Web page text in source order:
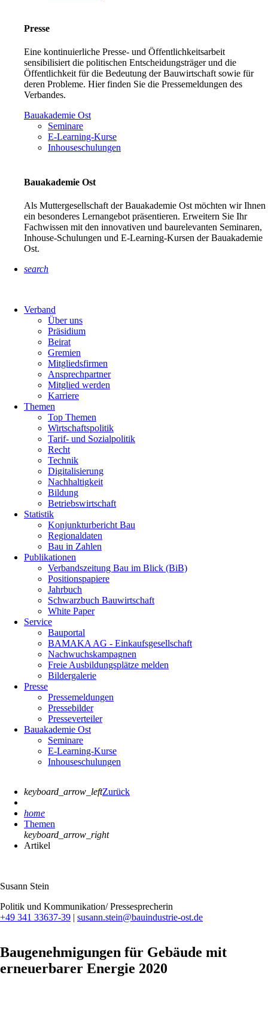
Presse
Eine kontinuierliche Presse- und Öffentlichkeitsarbeit
sensibilisiert die politischen Entscheidungsträger und die
Öffentlichkeit für die Bedeutung der Bauwirtschaft sowie für
deren Probleme. Hier finden Sie die Pressemeldungen des
Verbandes.
Bauakademie Ost
Seminare
E-Learning-Kurse
Inhouseschulungen
Bauakademie Ost
Als Muttergesellschaft der Bauakademie Ost möchten wir Ihnen
ein besonderes Lernangebot präsentieren. Erweitern Sie Ihr
Fachwissen mit den innovativen und baurelevanten Seminaren,
Inhouse-Schulungen und E-Learning-Kursen der Bauakademie
Ost.
search
Verband
Über uns
Präsidium
Beirat
Gremien
Mitgliedsfirmen
Ansprechpartner
Mitglied werden
Karriere
Themen
Top Themen
Wirtschaftspolitik
Tarif- und Sozialpolitik
Recht
Technik
Digitalisierung
Nachhaltigkeit
Bildung
Betriebswirtschaft
Statistik
Konjunkturbericht Bau
Regionaldaten
Bau in Zahlen
Publikationen
Verbandszeitung Bau im Blick (BiB)
Positionspapiere
Jahrbuch
Schwarzbuch Bauwirtschaft
White Paper
Service
Bauportal
BAMAKA AG - Einkaufsgesellschaft
Nachwuchskampagnen
Freie Ausbildungsplätze melden
Bildergalerie
Presse
Pressemeldungen
Pressebilder
Presseverteiler
Bauakademie Ost
Seminare
E-Learning-Kurse
Inhouseschulungen
keyboard_arrow_leftZurück
home
Themen
keyboard_arrow_right
Artikel
Susann Stein
Politik und Kommunikation/ Pressesprecherin
+49 341 33637-39 | susann.stein@bauindustrie-ost.de
Baugenehmigungen für Gebäude mit
erneuerbarer Energie 2020